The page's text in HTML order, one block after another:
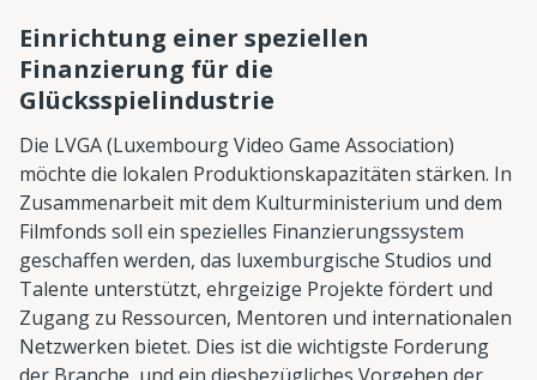
Einrichtung einer speziellen
Finanzierung für die
Glücksspielindustrie
Die LVGA (Luxembourg Video Game Association)
möchte die lokalen Produktionskapazitäten stärken. In
Zusammenarbeit mit dem Kulturministerium und dem
Filmfonds soll ein spezielles Finanzierungssystem
geschaffen werden, das luxemburgische Studios und
Talente unterstützt, ehrgeizige Projekte fördert und
Zugang zu Ressourcen, Mentoren und internationalen
Netzwerken bietet. Dies ist die wichtigste Forderung